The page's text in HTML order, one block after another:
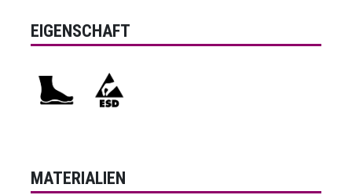
EIGENSCHAFT
MATERIALIEN